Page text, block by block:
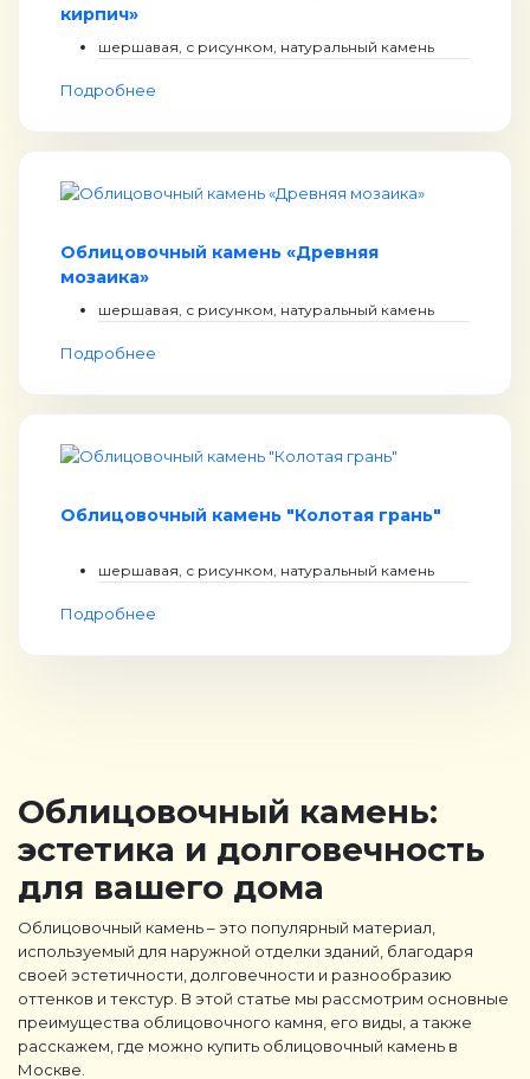
кирпич»
шершавая, с рисунком, натуральный камень
Подробнее
Облицовочный камень «Древняя
мозаика»
шершавая, с рисунком, натуральный камень
Подробнее
Облицовочный камень "Колотая грань"
шершавая, с рисунком, натуральный камень
Подробнее
Облицовочный камень:
эстетика и долговечность
для вашего дома
Облицовочный камень – это популярный материал,
используемый для наружной отделки зданий, благодаря
своей эстетичности, долговечности и разнообразию
оттенков и текстур. В этой статье мы рассмотрим основные
преимущества облицовочного камня, его виды, а также
расскажем, где можно купить облицовочный камень в
Москве.